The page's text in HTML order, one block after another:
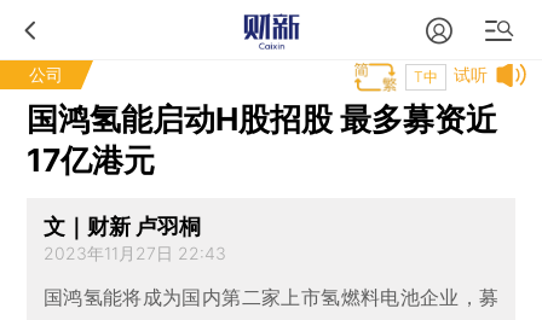
公司 试听
T中
国鸿氢能启动H股招股 最多募资近
17亿港元
文｜财新 卢羽桐
2023年11月27日 22:43
国鸿氢能将成为国内第二家上市氢燃料电池企业，募